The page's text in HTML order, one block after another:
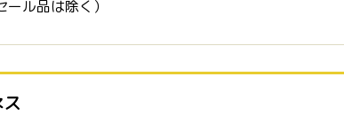
ール品は除く）